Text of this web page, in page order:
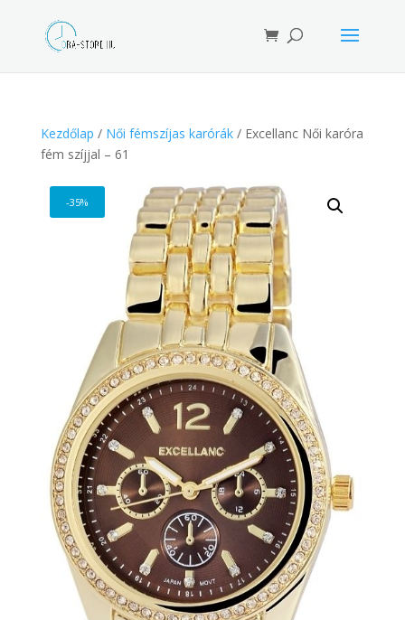
search
Kezdőlap / Női fémszíjas karórák/ Excellanc Női karóra
fém szíjjal – 61
-35%